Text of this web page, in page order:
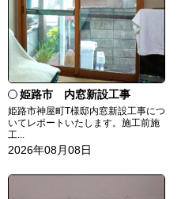
姫路市 内窓新設工事
姫路市神屋町T様邸内窓新設工事につ
いてレポートいたします。施工前施
工...
2026年08月08日